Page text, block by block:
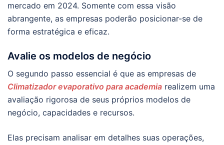
mercado em 2024. Somente com essa visão
abrangente, as empresas poderão posicionar-se de
forma estratégica e eficaz.
Avalie os modelos de negócio
O segundo passo essencial é que as empresas de
Climatizador evaporativo para academia realizem uma
avaliação rigorosa de seus próprios modelos de
negócio, capacidades e recursos.
Elas precisam analisar em detalhes suas operações,